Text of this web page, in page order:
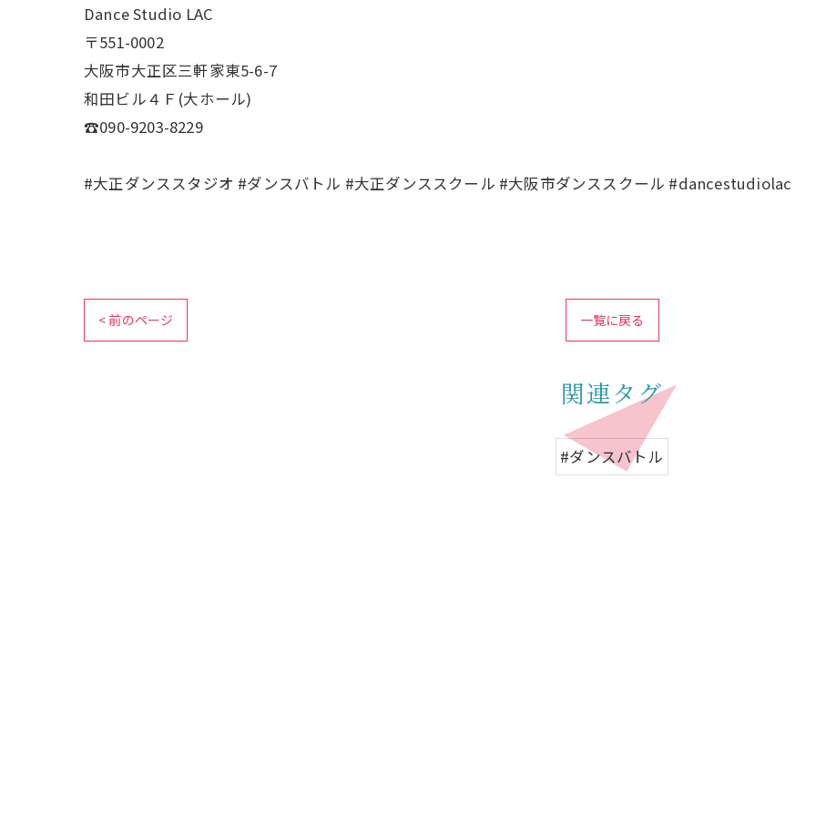
Dance Studio LAC
〒551-0002
大阪市大正区三軒家東5-6-7
和田ビル４Ｆ(大ホール)
☎︎090-9203-8229
#大正ダンススタジオ #ダンスバトル #大正ダンススクール #大阪市ダンススクール #dancestudiolac
< 前のページ 一覧に戻る
関連タグ
#ダンスバトル